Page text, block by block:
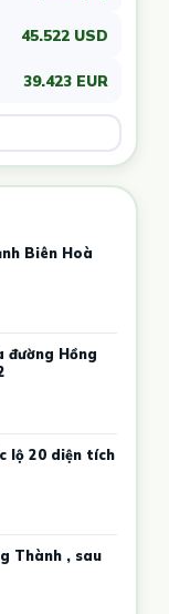
45.522 USD
39.423 EUR
Biên Hoà
đường Hồng
lộ 20 diện tích
Thành , sau